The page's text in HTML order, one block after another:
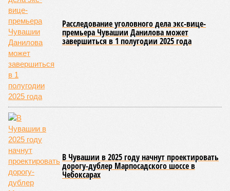
Расследование уголовного дела экс-вице-
премьера Чувашии Данилова может
завершиться в 1 полугодии 2025 года
В Чувашии в 2025 году начнут проектировать
дорогу-дублер Марпосадского шоссе в
Чебоксарах